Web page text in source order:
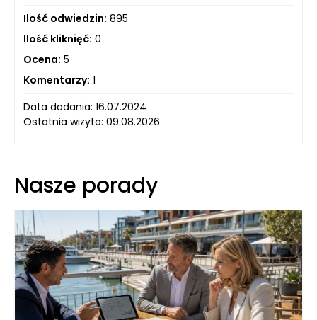
Ilość odwiedzin: 895
Ilość kliknięć: 0
Ocena: 5
Komentarzy: 1
Data dodania: 16.07.2024
Ostatnia wizyta: 09.08.2026
Nasze porady